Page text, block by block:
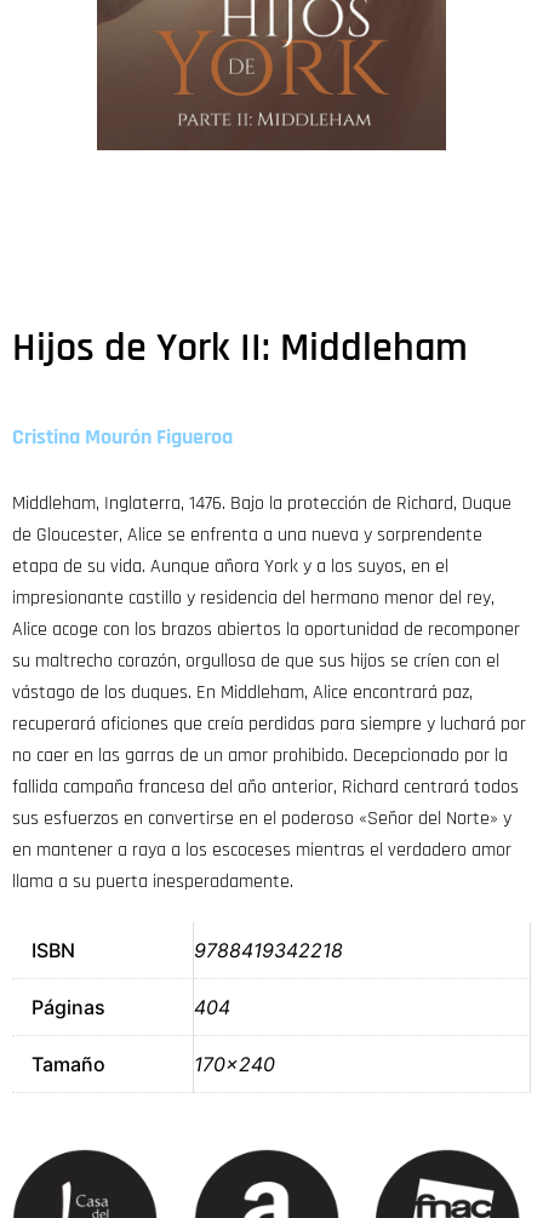
Hijos de York II: Middleham
Cristina Mourón Figueroa
Middleham, Inglaterra, 1476. Bajo la protección de Richard, Duque
de Gloucester, Alice se enfrenta a una nueva y sorprendente
etapa de su vida. Aunque añora York y a los suyos, en el
impresionante castillo y residencia del hermano menor del rey,
Alice acoge con los brazos abiertos la oportunidad de recomponer
su maltrecho corazón, orgullosa de que sus hijos se críen con el
vástago de los duques. En Middleham, Alice encontrará paz,
recuperará aficiones que creía perdidas para siempre y luchará por
no caer en las garras de un amor prohibido. Decepcionado por la
fallida campaña francesa del año anterior, Richard centrará todos
sus esfuerzos en convertirse en el poderoso «Señor del Norte» y
en mantener a raya a los escoceses mientras el verdadero amor
llama a su puerta inesperadamente.
ISBN 9788419342218
Páginas 404
Tamaño 170×240